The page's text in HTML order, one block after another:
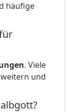
häufige
. Viele
und